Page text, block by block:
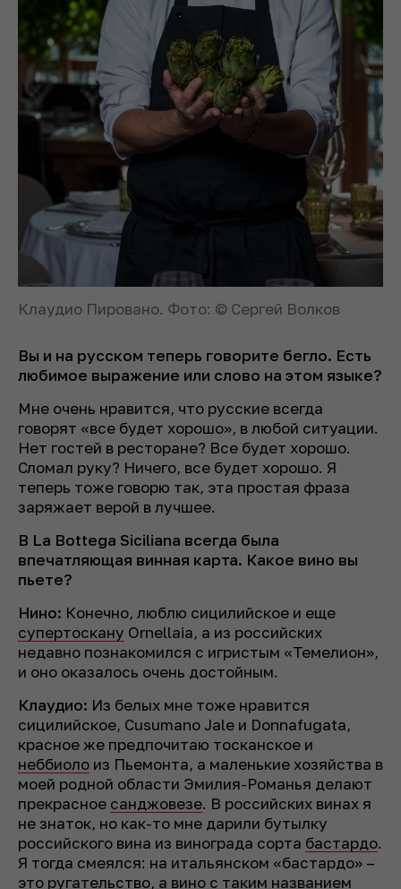
Клаудио Пировано. Фото: © Сергей Волков
Вы и на русском теперь говорите бегло. Есть
любимое выражение или слово на этом языке?
Мне очень нравится, что русские всегда
говорят «все будет хорошо», в любой ситуации.
Нет гостей в ресторане? Все будет хорошо.
Сломал руку? Ничего, все будет хорошо. Я
теперь тоже говорю так, эта простая фраза
заряжает верой в лучшее.
В La Bottega Siciliana всегда была
впечатляющая винная карта. Какое вино вы
пьете?
Нино: Конечно, люблю сицилийское и еще
супертоскану Ornellaia, а из российских
недавно познакомился с игристым «Темелион»,
и оно оказалось очень достойным.
Клаудио: Из белых мне тоже нравится
сицилийское, Cusumano Jale и Donnafugata,
красное же предпочитаю тосканское и
неббиоло из Пьемонта, а маленькие хозяйства в
моей родной области Эмилия-Романья делают
прекрасное санджовезе. В российских винах я
не знаток, но как-то мне дарили бутылку
российского вина из винограда сорта бастардо.
Я тогда смеялся: на итальянском «бастардо» –
это ругательство, а вино с таким названием